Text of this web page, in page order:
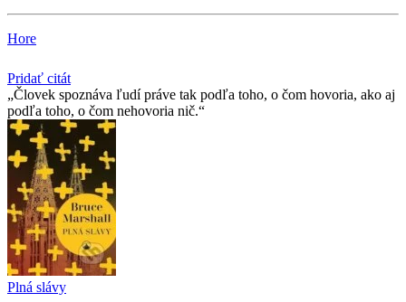
Hore
Pridať citát
Človek spoznáva ľudí práve tak podľa toho, o čom hovoria, ako aj
podľa toho, o čom nehovoria nič.
Plná slávy